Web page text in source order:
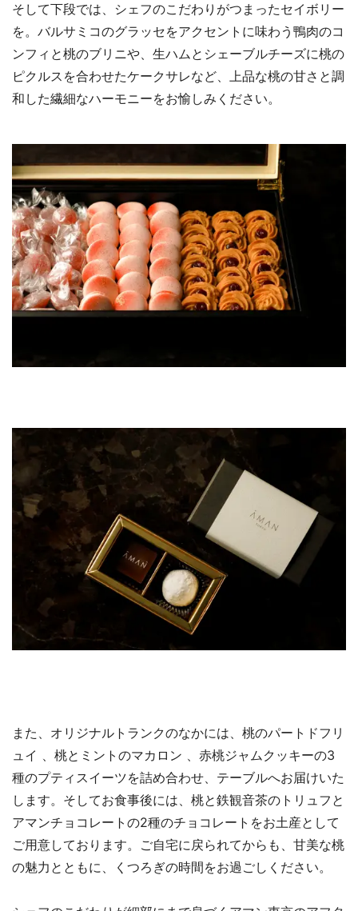
そして下段では、シェフのこだわりがつまったセイボリー
を。バルサミコのグラッセをアクセントに味わう鴨肉のコ
ンフィと桃のブリニや、生ハムとシェーブルチーズに桃の
ピクルスを合わせたケークサレなど、上品な桃の甘さと調
和した繊細なハーモニーをお愉しみください。
また、オリジナルトランクのなかには、桃のパートドフリ
ュイ 、桃とミントのマカロン 、赤桃ジャムクッキーの3
種のプティスイーツを詰め合わせ、テーブルへお届けいた
します。そしてお食事後には、桃と鉄観音茶のトリュフと
アマンチョコレートの2種のチョコレートをお土産として
ご用意しております。ご自宅に戻られてからも、甘美な桃
の魅力とともに、くつろぎの時間をお過ごしください。